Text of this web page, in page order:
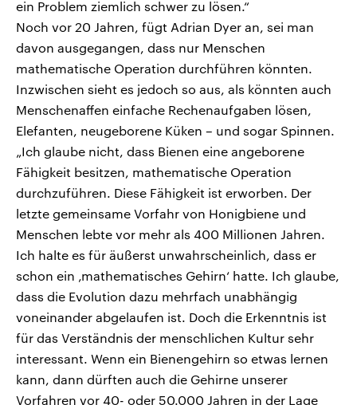
ein Problem ziemlich schwer zu lösen.“
Noch vor 20 Jahren, fügt Adrian Dyer an, sei man
davon ausgegangen, dass nur Menschen
mathematische Operation durchführen könnten.
Inzwischen sieht es jedoch so aus, als könnten auch
Menschenaffen einfache Rechenaufgaben lösen,
Elefanten, neugeborene Küken – und sogar Spinnen.
„Ich glaube nicht, dass Bienen eine angeborene
Fähigkeit besitzen, mathematische Operation
durchzuführen. Diese Fähigkeit ist erworben. Der
letzte gemeinsame Vorfahr von Honigbiene und
Menschen lebte vor mehr als 400 Millionen Jahren.
Ich halte es für äußerst unwahrscheinlich, dass er
schon ein ‚mathematisches Gehirn‘ hatte. Ich glaube,
dass die Evolution dazu mehrfach unabhängig
voneinander abgelaufen ist. Doch die Erkenntnis ist
für das Verständnis der menschlichen Kultur sehr
interessant. Wenn ein Bienengehirn so etwas lernen
kann, dann dürften auch die Gehirne unserer
Vorfahren vor 40- oder 50.000 Jahren in der Lage